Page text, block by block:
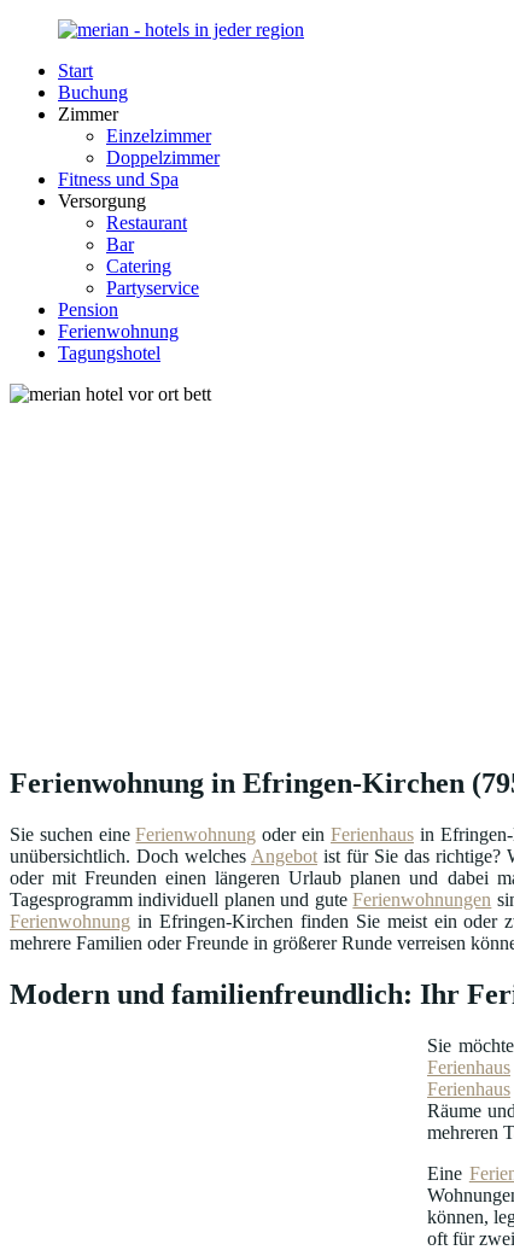
Zurück
Inhalt
Merian-
Hotel.de
Portal
Unterkunft
Deutschland
Start
Buchung
Zimmer
Einzelzimmer
Doppelzimmer
Fitness und Spa
Versorgung
Restaurant
Bar
Catering
Partyservice
Pension
Ferienwohnung
Tagungshotel
Ferienwohnung in Efringen-Kirchen
Sie suchen eineFerienwohnung oder ein Ferienhausin Efringen-
unübersichtlich. Doch welches Angebot ist für Sie das richtige?
oder mit Freunden einen längeren Urlaub planen und dabei
Tagesprogramm individuell planen und guteFerienwohnungen
Ferienwohnung in Efringen-Kirchen finden Sie meist ein oder
mehrere Familien oder Freunde in größerer Runde verreisen
Modern und familienfreundlich: Ihr
Sie
Ferienhaus
Ferienhaus
Räume
mehreren
Eine
können,
oft für